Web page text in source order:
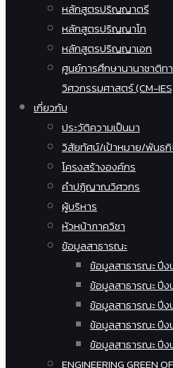
หลักสูตรปริญญาตรี
หลักสูตรปริญญาโท
หลักสูตรปริญญาเอก
ศูนย์การศึกษานานาชาติท
วิศวกรรมศาสตร์ (CM-
เกี่ยวกับ
ประวัติความเป็นมา
วิสัยทัศน์/เป้าหมาย/พันธ
โครงสร้างองค์กร
คำปฏิญาณวิศวกร
ผู้บริหาร
หัวหน้าภาควิชา
ข้อมูลสาธารณะ
ข้อมูลสาธารณะ ปี
ข้อมูลสาธารณะ ปี
ข้อมูลสาธารณะ ปี
ข้อมูลสาธารณะ ปี
ข้อมูลสาธารณะ ปี
ENGINEERING GREEN